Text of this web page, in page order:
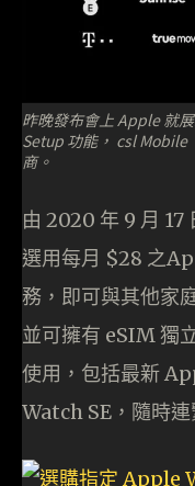
昨晚發布會上 Apple 就
Setup 功能， csl Mobile
商。
由 2020 年 9 月 17
選用每月 $28 之
務，即可與其他家
並可擁有 eSIM 獨
使用，包括最新
Watch SE，隨時連